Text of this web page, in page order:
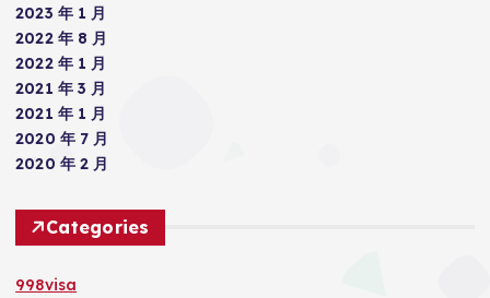
2023 年 1 月
2022 年 8 月
2022 年 1 月
2021 年 3 月
2021 年 1 月
2020 年 7 月
2020 年 2 月
Categories
998visa